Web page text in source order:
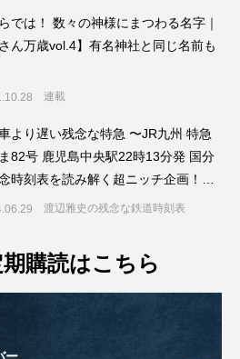
では！ 数々の神様にまつわる名字｜
さん万歳vol.4】有名神社と同じ名前も
連載
より遅い残念な特急 〜JR九州 特急
82号 鹿児島中央駅22時13分発 国分
時刻表を読み解く超ニッチ企画！～
史の残念な鉄道時刻表」第6回
渡辺雅史の残念な鉄道時刻表
購読はこちら